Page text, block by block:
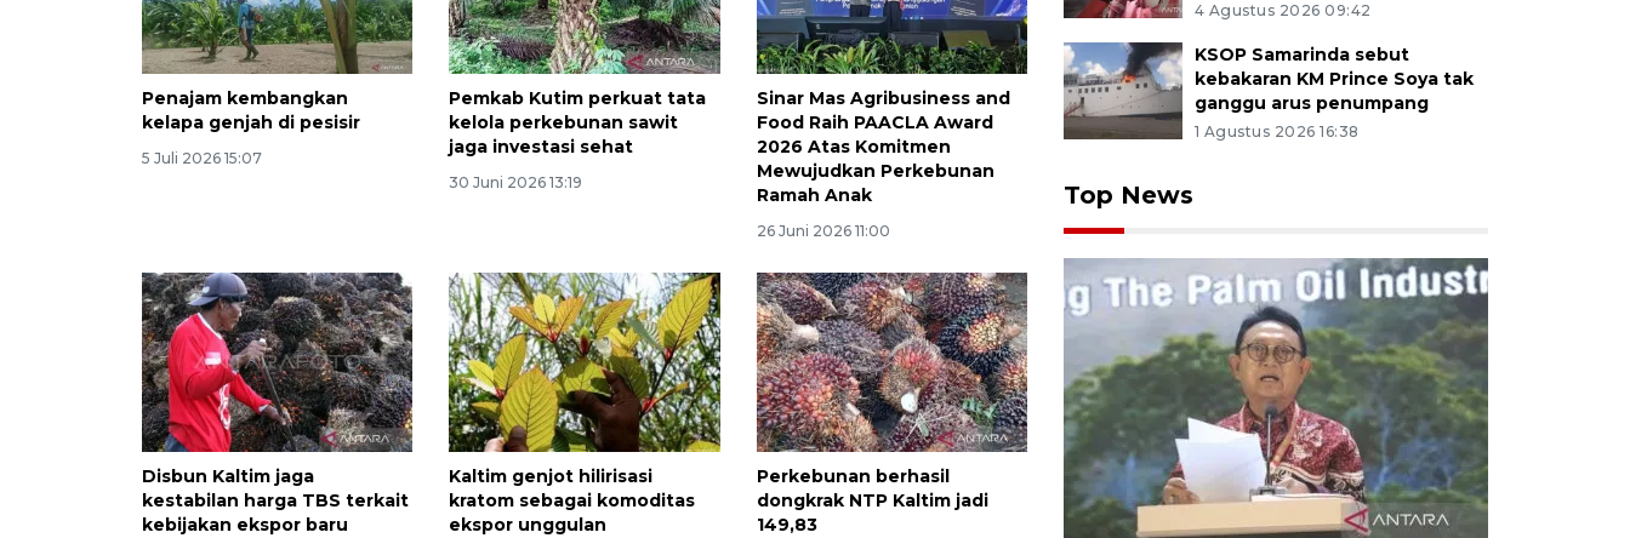
Penajam kembangkan
kelapa genjah di pesisir
5 Juli 2026 15:07
Pemkab Kutim perkuat tata
kelola perkebunan sawit
jaga investasi sehat
30 Juni 2026 13:19
Sinar Mas Agribusiness and
Food Raih PAACLA Award
2026 Atas Komitmen
Mewujudkan Perkebunan
Ramah Anak
26 Juni 2026 11:00
Disbun Kaltim jaga
kestabilan harga TBS terkait
kebijakan ekspor baru
Kaltim genjot hilirisasi
kratom sebagai komoditas
ekspor unggulan
Perkebunan berhasil
dongkrak NTP Kaltim jadi
149,83
4 Agustus 2026 09:42
KSOP Samarinda sebut
kebakaran KM Prince Soya tak
ganggu arus penumpang
1 Agustus 2026 16:38
Top News